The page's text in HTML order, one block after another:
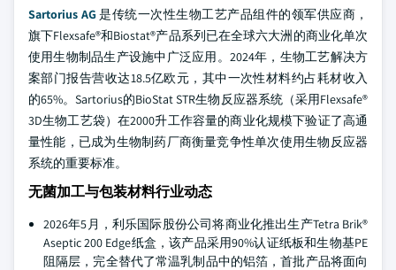
Sartorius AG 是传统一次性生物工艺产品组件的领军供应商，
旗下Flexsafe®和Biostat®产品系列已在全球六大洲的商业化单次
使用生物制品生产设施中广泛应用。2024年，生物工艺解决方
案部门报告营收达18.5亿欧元，其中一次性材料约占耗材收入
的65%。Sartorius的BioStat STR生物反应器系统（采用Flexsafe®
3D生物工艺袋）在2000升工作容量的商业化规模下验证了高通
量性能，已成为生物制药厂商衡量竞争性单次使用生物反应器
系统的重要标准。
无菌加工与包装材料行业动态
2026年5月，利乐国际股份公司将商业化推出生产Tetra Brik®
Aseptic 200 Edge纸盒，该产品采用90%认证纸板和生物基PE
阻隔层，完全替代了常温乳制品中的铝箔，首批产品将面向